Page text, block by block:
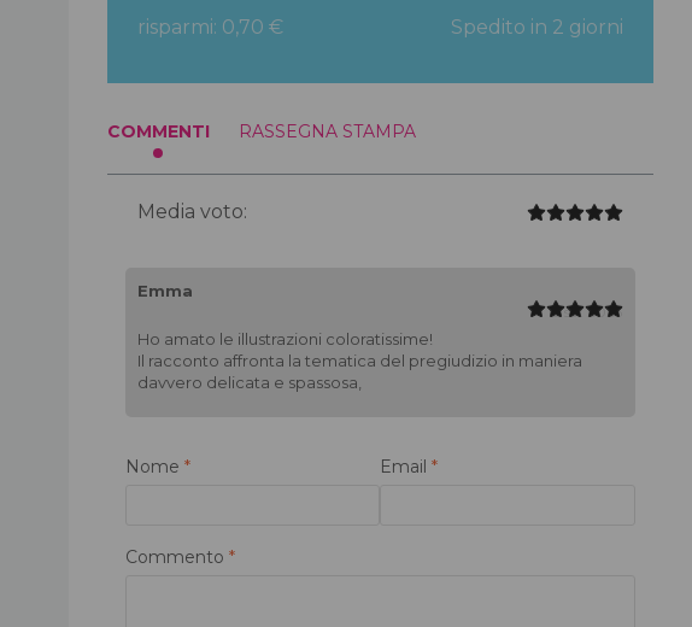
risparmi: 0,70 € Spedito in 2 giorni
COMMENTI RASSEGNA STAMPA
Media voto:
Emma
13 set 2023
Ho amato le illustrazioni coloratissime!
Il racconto affronta la tematica del pregiudizio in maniera
davvero delicata e spassosa,
Nome * Email*
Commento *